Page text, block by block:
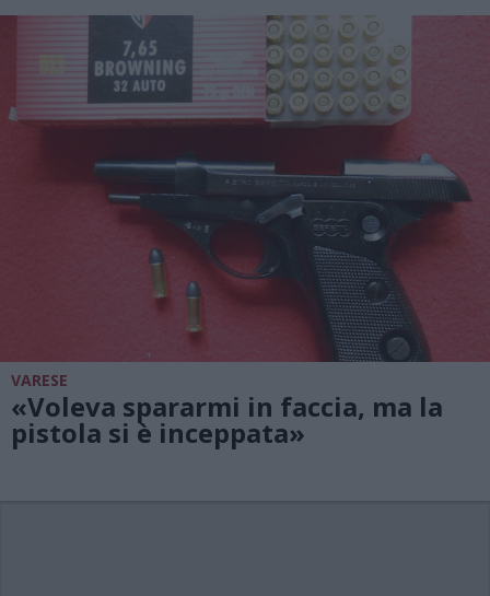
VARESE
«Voleva spararmi in faccia, ma la
pistola si è inceppata»